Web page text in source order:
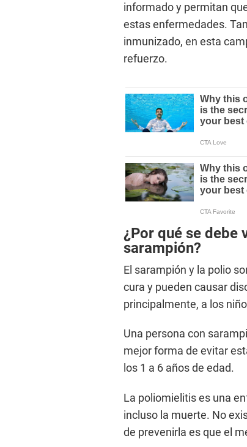
informado y permitan
estas enfermedades.
inmunizado, en esta
refuerzo.
¿Por qué se debe
sarampión?
El sarampión y la polio
cura y pueden causar
principalmente, a los
Una persona con
mejor forma de evitar
los 1 a 6 años de edad.
La poliomielitis es una
incluso la muerte. No
de prevenirla es que el